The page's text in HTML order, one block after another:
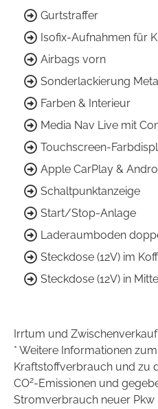
Gurtstraffer
Isofix-Aufnahmen für
Airbags vorn
Sonderlackierung
Farben & Interieur
Media Nav Live mit
Touchscreen-
Apple CarPlay &
Schaltpunktanzeige
Start/Stop-Anlage
Laderaumboden
Steckdose (12V) im
Steckdose (12V) in
Irrtum und
* Weitere Informationen
Kraftstoffverbrauch und zu
CO2-Emissionen und
Stromverbrauch neuer Pkw